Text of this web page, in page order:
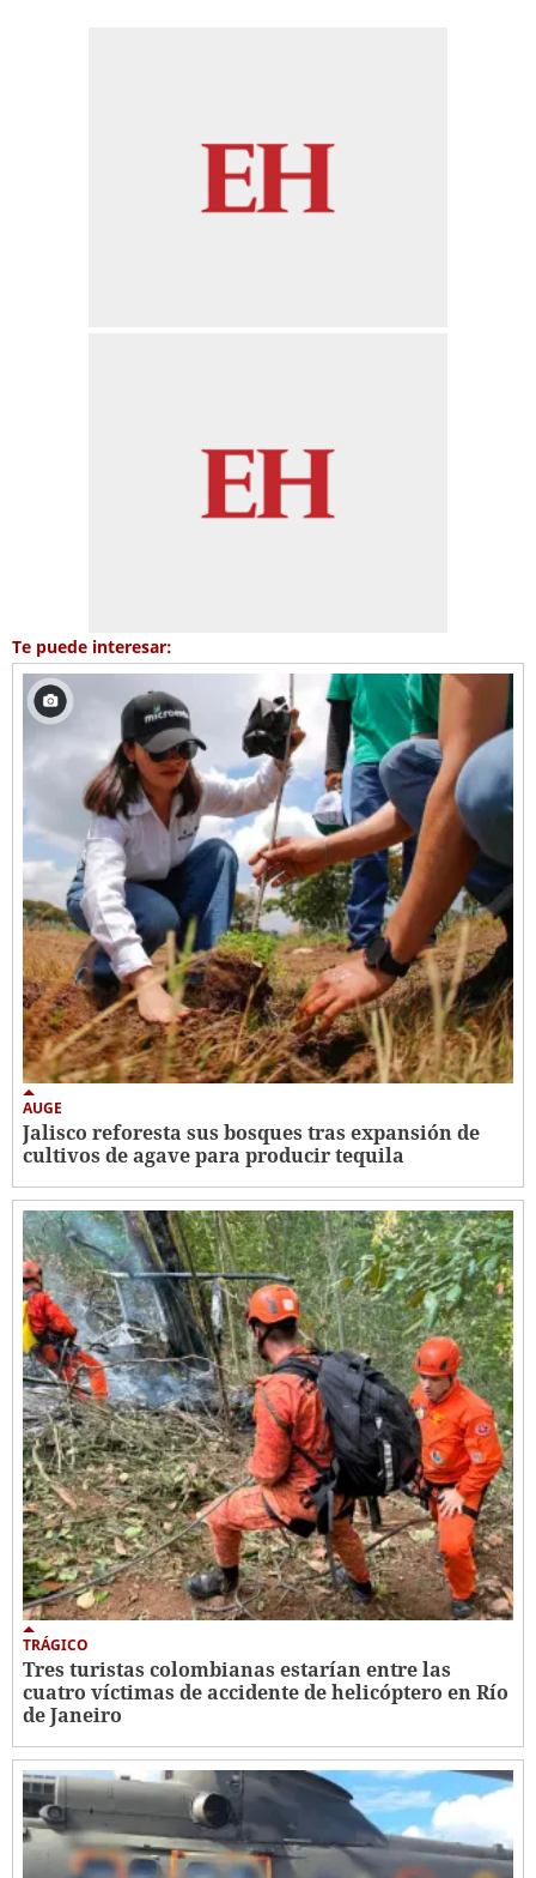
Te puede interesar:
AUGE
Jalisco reforesta sus bosques tras expansión de
cultivos de agave para producir tequila
TRÁGICO
Tres turistas colombianas estarían entre las
cuatro víctimas de accidente de helicóptero en Río
de Janeiro